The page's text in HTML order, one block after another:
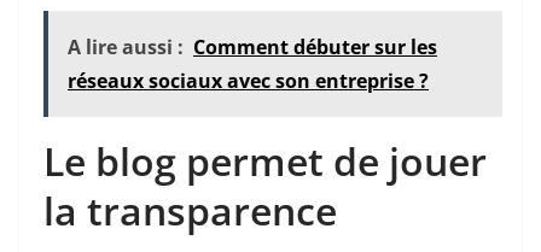
A lire aussi : Comment débuter sur les
réseaux sociaux avec son entreprise ?
Le blog permet de jouer
la transparence